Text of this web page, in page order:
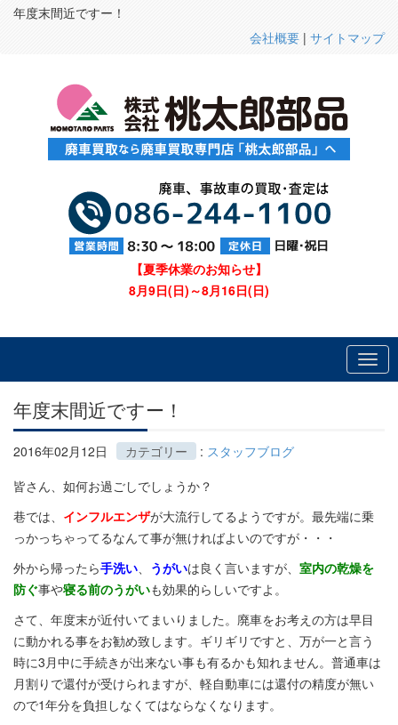
年度末間近ですー！
会社概要 | サイトマップ
【夏季休業のお知らせ】
8月9日(日)～8月16日(日)
年度末間近ですー！
2016年02月12日 カテゴリー : スタッフブログ
皆さん、如何お過ごしでしょうか？
巷では、 インフルエンザが大流行してるようですが。最先端に乗
っかっちゃってるなんて事が無ければよいのですが・・・
外から帰ったら手洗い、 うがいは良く言いますが、 室内の乾燥を
防ぐ事や寝る前のうがいも効果的らしいですよ。
さて、年度末が近付いてまいりました。廃車をお考えの方は早目
に動かれる事をお勧め致します。ギリギリですと、万が一と言う
時に3月中に手続きが出来ない事も有るかも知れません。普通車は
月割りで還付が受けられますが、軽自動車には還付の精度が無い
ので1年分を負担しなくてはならなくなります。